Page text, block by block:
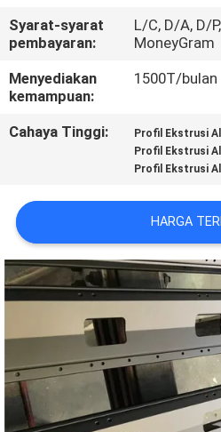
HUBUNGI
BERITA
PERMINTAAN
PENAWARAN
SITEMAP
PRIVACY
POLICY
Syarat-syarat
pembayaran:
L/C, D/A, D/
MoneyGram
Menyediakan
kemampuan:
1500T/bulan
Cahaya Tinggi: Profil Ekstrusi
Profil Ekstrusi
Profil Ekstrusi
HARGA